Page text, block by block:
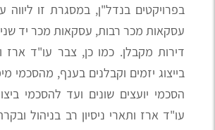
בפרויקטים בנדל"ן, במסגרת זו ליווה
עסקאות מכר רבות, עסקאות מכר יד
דירות מקבלן. כמו כן, צבר עו"ד ארז
בייצוג יזמים וקבלנים בענף, מהסכמי
הסכמי יועצים שונים ועד להסכמי
עו"ד ארז ותארי ניסיון רב בניהול